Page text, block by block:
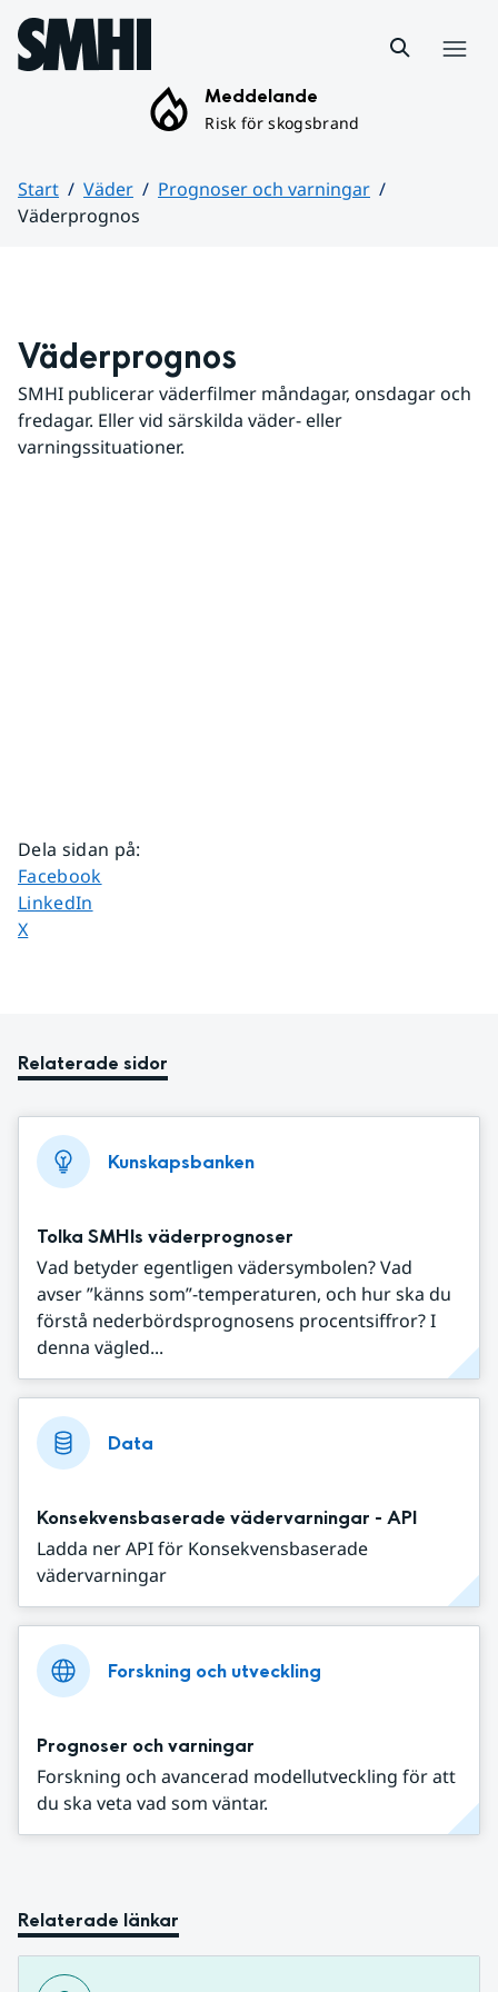
Hoppa till sidans innehåll
Meddelande
Risk för skogsbrand
Start Väder
Prognoser och varningar
Väderprognos
Väderprognos
SMHI publicerar väderfilmer måndagar, onsdagar och
fredagar. Eller vid särskilda väder- eller
varningssituationer.
Dela sidan på:
Dela sidan på
Facebook
Dela sidan på
LinkedIn
Dela sidan på
X
Relaterade sidor
Kunskapsbanken
Tolka SMHIs väderprognoser
Vad betyder egentligen vädersymbolen? Vad
avser ”känns som”-temperaturen, och hur ska du
förstå nederbördsprognosens procentsiffror? I
denna vägled...
Data
Konsekvensbaserade vädervarningar - API
Ladda ner API för Konsekvensbaserade
vädervarningar
Forskning och utveckling
Prognoser och varningar
Forskning och avancerad modellutveckling för att
du ska veta vad som väntar.
Relaterade länkar